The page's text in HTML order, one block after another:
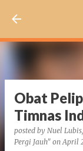
Obat
Timnas
posted by Nuel
Pergi Jauh" onApril